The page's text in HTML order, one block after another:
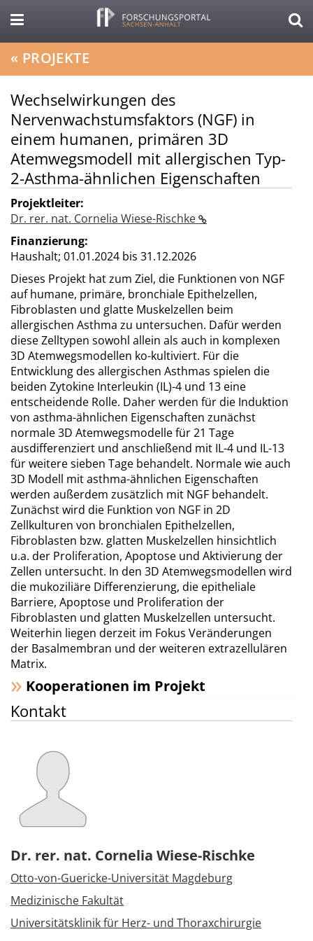
« PROJEKTE
Wechselwirkungen des
Nervenwachstumsfaktors (NGF) in
einem humanen, primären 3D
Atemwegsmodell mit allergischen Typ-
2-Asthma-ähnlichen Eigenschaften
Projektleiter:
Dr. rer. nat. Cornelia Wiese-Rischke
Finanzierung:
Haushalt; 01.01.2024 bis 31.12.2026
Dieses Projekt hat zum Ziel, die Funktionen von NGF
auf humane, primäre, bronchiale Epithelzellen,
Fibroblasten und glatte Muskelzellen beim
allergischen Asthma zu untersuchen. Dafür werden
diese Zelltypen sowohl allein als auch in komplexen
3D Atemwegsmodellen ko-kultiviert. Für die
Entwicklung des allergischen Asthmas spielen die
beiden Zytokine Interleukin (IL)-4 und 13 eine
entscheidende Rolle. Daher werden für die Induktion
von asthma-ähnlichen Eigenschaften zunächst
normale 3D Atemwegsmodelle für 21 Tage
ausdifferenziert und anschließend mit IL-4 und IL-13
für weitere sieben Tage behandelt. Normale wie auch
3D Modell mit asthma-ähnlichen Eigenschaften
werden außerdem zusätzlich mit NGF behandelt.
Zunächst wird die Funktion von NGF in 2D
Zellkulturen von bronchialen Epithelzellen,
Fibroblasten bzw. glatten Muskelzellen hinsichtlich
u.a. der Proliferation, Apoptose und Aktivierung der
Zellen untersucht. In den 3D Atemwegsmodellen wird
die mukoziliäre Differenzierung, die epitheliale
Barriere, Apoptose und Proliferation der
Fibroblasten und glatten Muskelzellen untersucht.
Weiterhin liegen derzeit im Fokus Veränderungen
der Basalmembran und der weiteren extrazellulären
Matrix.
Kooperationen im Projekt
Kontakt
Dr. rer. nat. Cornelia Wiese-Rischke
Otto-von-Guericke-Universität Magdeburg
Medizinische Fakultät
Universitätsklinik für Herz- und Thoraxchirurgie